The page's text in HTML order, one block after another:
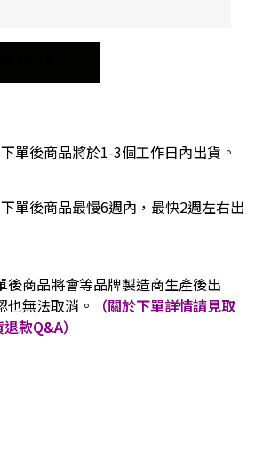
後商品將於1-3個工作日內出貨。
後商品最慢6週內，最快2週左右出
商品將會等品牌製造商生產後出
也無法取消。
（關於下單詳情請見取
款Q&A）